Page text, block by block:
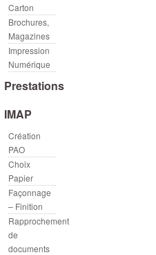
Carton
Brochures,
Magazines
Impression
Numérique
Prestations
IMAP
Création
PAO
Choix
Papier
Façonnage
– Finition
Rapprochement
de
documents